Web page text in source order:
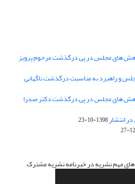
های مجلس در پی درگذشت مرحوم پرویز
و راهبرد به مناسبت درگذشت ناگهانی
های مجلس در پی درگذشت دکتر صدرا
انتشار1398-10-23
های مهم نشریه در خبرنامه نشریه مشترک